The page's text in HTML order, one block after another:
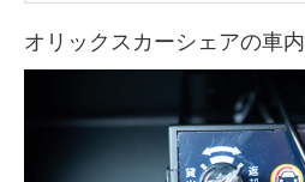
オリックスカーシェアの車内